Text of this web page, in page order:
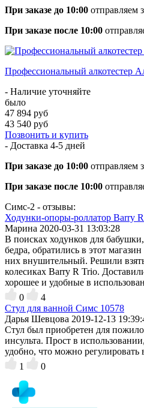
При заказе до 10:00 отправляем
При заказе после 10:00
Профессиональный алкотестер
- Наличие уточняйте
было
47 894 руб
43 540 руб
Позвонить и купить
- Доставка 4-5 дней
При заказе до 10:00 отправляем
При заказе после 10:00
Симс-2 - отзывы:
Ходунки-опоры-роллатор Barry
Марина 2020-03-31 13:03:28
В поисках ходунков для
бедра, обратились в этот
них внушительный. Решили
колесиках Barry R Trio.
хорошее и удобные в
0
4
Стул для ванной Симс 10578
Дарья Шевцова 2019-12-13
Стул был приобретен для
инсульта. Прост в
удобно, что можно регулировать
1
0